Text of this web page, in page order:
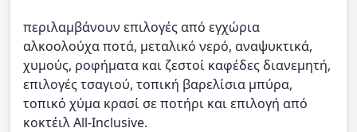
περιλαμβάνουν επιλογές από εγχώρια
αλκοολούχα ποτά, μεταλικό νερό, αναψυκτικά,
χυμούς, ροφήματα και ζεστοί καφέδες διανεμητή,
επιλογές τσαγιού, τοπική βαρελίσια μπύρα,
τοπικό χύμα κρασί σε ποτήρι και επιλογή από
κοκτέιλ All-Inclusive.